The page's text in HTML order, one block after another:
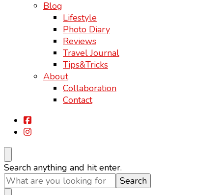
Blog
Lifestyle
Photo Diary
Reviews
Travel Journal
Tips&Tricks
About
Collaboration
Contact
Looking
for
Something?
Search anything and hit enter.